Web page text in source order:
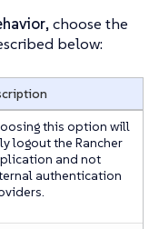
, choose the
below:
this option will
logout the Rancher
and not
authentication